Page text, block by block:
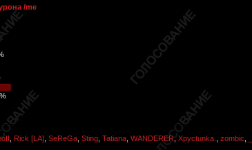
/me
Rick [LA] SeReGa Sting Tatiana WANDERER Xpyctunka. zombic